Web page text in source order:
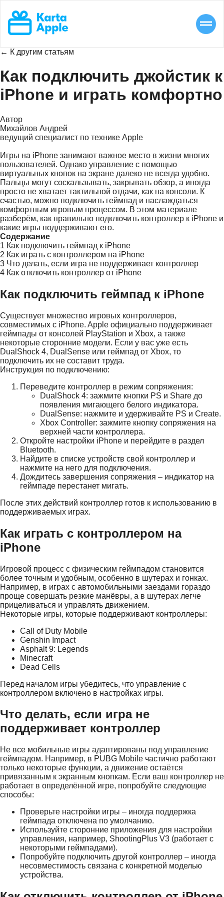
← К другим статьям
Как подключить джойстик к
iPhone и играть комфортно
Автор
Михайлов Андрей
ведущий специалист по технике Apple
Игры на iPhone занимают важное место в жизни многих
пользователей. Однако управление с помощью
виртуальных кнопок на экране далеко не всегда удобно.
Пальцы могут соскальзывать, закрывать обзор, а иногда
просто не хватает тактильной отдачи, как на консоли. К
счастью, можно подключить геймпад и наслаждаться
комфортным игровым процессом. В этом материале
разберём, как правильно подключить контроллер к iPhone и
какие игры поддерживают его.
Содержание
1 Как подключить геймпад к iPhone
2 Как играть с контроллером на iPhone
3 Что делать, если игра не поддерживает контроллер
4 Как отключить контроллер от iPhone
Как подключить геймпад к iPhone
Существует множество игровых контроллеров,
совместимых с iPhone. Apple официально поддерживает
геймпады от консолей PlayStation и Xbox, а также
некоторые сторонние модели. Если у вас уже есть
DualShock 4, DualSense или геймпад от Xbox, то
подключить их не составит труда.
Инструкция по подключению:
Переведите контроллер в режим сопряжения:
DualShock 4: зажмите кнопки PS и Share до
появления мигающего белого индикатора.
DualSense: нажмите и удерживайте PS и Create.
Xbox Controller: зажмите кнопку сопряжения на
верхней части контроллера.
Откройте настройки iPhone и перейдите в раздел
Bluetooth.
Найдите в списке устройств свой контроллер и
нажмите на него для подключения.
Дождитесь завершения сопряжения – индикатор на
геймпаде перестанет мигать.
После этих действий контроллер готов к использованию в
поддерживаемых играх.
Как играть с контроллером на
iPhone
Игровой процесс с физическим геймпадом становится
более точным и удобным, особенно в шутерах и гонках.
Например, в играх с автомобильными заездами гораздо
проще совершать резкие манёвры, а в шутерах легче
прицеливаться и управлять движением.
Некоторые игры, которые поддерживают контроллеры:
Call of Duty Mobile
Genshin Impact
Asphalt 9: Legends
Minecraft
Dead Cells
Перед началом игры убедитесь, что управление с
контроллером включено в настройках игры.
Что делать, если игра не
поддерживает контроллер
Не все мобильные игры адаптированы под управление
геймпадом. Например, в PUBG Mobile частично работают
только некоторые функции, а движение остаётся
привязанным к экранным кнопкам. Если ваш контроллер не
работает в определённой игре, попробуйте следующие
способы:
Проверьте настройки игры – иногда поддержка
геймпада отключена по умолчанию.
Используйте сторонние приложения для настройки
управления, например, ShootingPlus V3 (работает с
некоторыми геймпадами).
Попробуйте подключить другой контроллер – иногда
несовместимость связана с конкретной моделью
устройства.